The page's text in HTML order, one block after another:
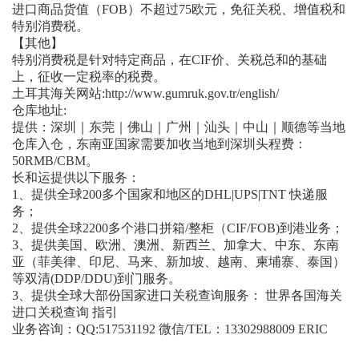
进口商品货值（FOB）不超过75欧元，免征关税、增值税和
特别消费税。
【其他】
特别消费税是针对特定商品，在CIF价、关税总和的基础
上，征收一定税率的税费。
土耳其海关网站:http://www.gumruk.gov.tr/english/
仓库地址:
提供：深圳｜东莞｜佛山｜广州｜汕头｜中山｜顺德等当地
仓库入仓，东南亚国家需要加收当地到深圳头程费：
50RMB/CBM。
长和运提供以下服务：
1、提供全球200多个国家和地区的DHL|UPS|TNT 快递服
务；
2、提供全球2200多个港口拼箱/整柜（CIF/FOB)到港业务；
3、提供美国、欧洲、澳洲、新西兰、加拿大、中东、东南
亚（菲美律、印尼、马来、新加坡、越南、柬埔寨、泰国）
等双清(DDP/DDU)到门服务。
3、提供全球大部份国家进口关税查询服务： 世界各国海关
进口关税查询 指引
业务咨询：QQ:517531192 微信/TEL：13302988009 ERIC